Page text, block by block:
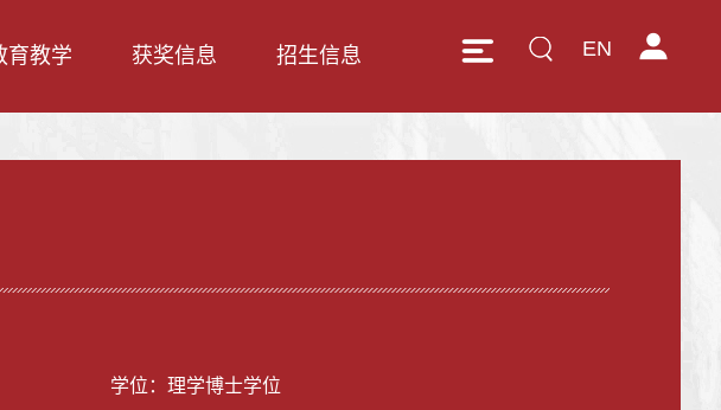
EN
育教学 获奖信息 招生信息
学位：理学博士学位